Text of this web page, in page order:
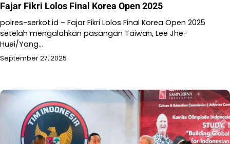
Fajar Fikri Lolos Final Korea Open 2025
polres-serkot.id – Fajar Fikri Lolos Final Korea Open 2025
setelah mengalahkan pasangan Taiwan, Lee Jhe-
Huei/Yang…
September 27, 2025